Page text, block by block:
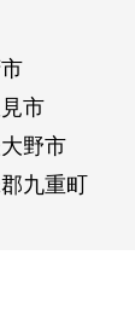
市
野市
九重町